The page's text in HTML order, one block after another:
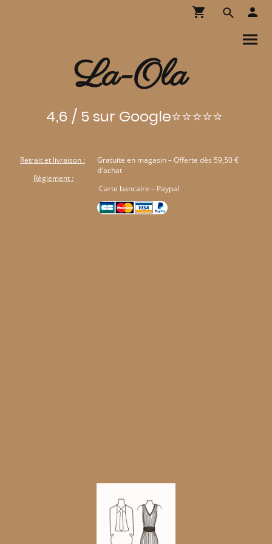
La-Ola
4,6 / 5 sur Google⭐⭐⭐⭐⭐
Retrait et livraison :
Règlement :
Gratuite en magasin – Offerte dès 59,50 €
d'achat
Carte bancaire – Paypal